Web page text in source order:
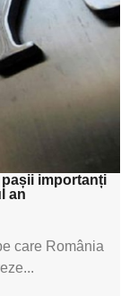
pașii importanți
an
care România